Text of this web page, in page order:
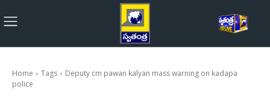
Home Tags
Deputy cm pawan kalyan mass warning on kadapa
police